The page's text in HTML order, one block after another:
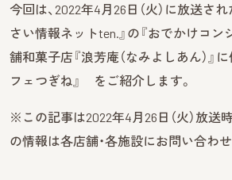
今回は、2022年4月26日（火）に放送さ
さい情報ネットten.』の『おでかけコン
舗和菓子店『浪芳庵（なみよしあん）』
フェつぎね』 をご紹介します。
※この記事は2022年4月26日（火）放送
の情報は各店舗・各施設にお問い合わせ